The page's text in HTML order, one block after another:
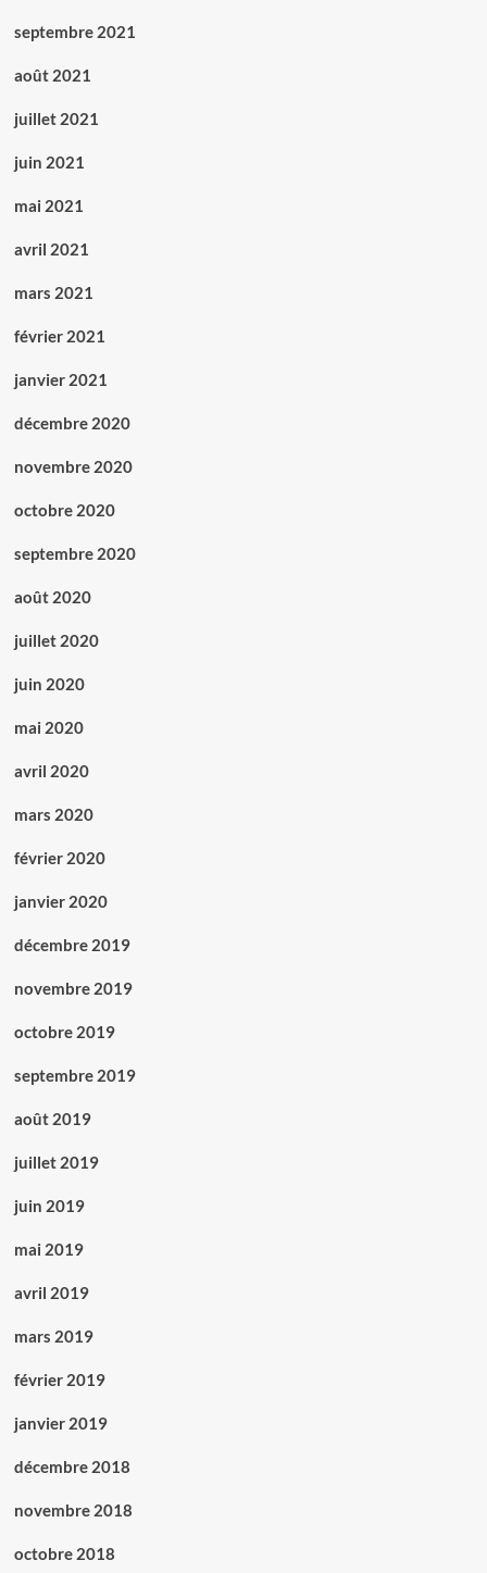
septembre 2021
août 2021
juillet 2021
juin 2021
mai 2021
avril 2021
mars 2021
février 2021
janvier 2021
décembre 2020
novembre 2020
octobre 2020
septembre 2020
août 2020
juillet 2020
juin 2020
mai 2020
avril 2020
mars 2020
février 2020
janvier 2020
décembre 2019
novembre 2019
octobre 2019
septembre 2019
août 2019
juillet 2019
juin 2019
mai 2019
avril 2019
mars 2019
février 2019
janvier 2019
décembre 2018
novembre 2018
octobre 2018